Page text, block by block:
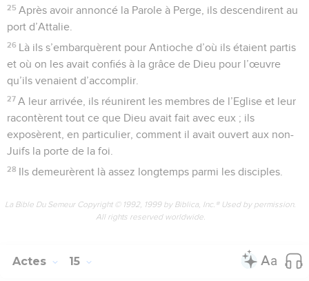
25 Après avoir annoncé la Parole à Perge, ils descendirent au
port d’Attalie.
26 Là ils s’embarquèrent pour Antioche d’où ils étaient partis
et où on les avait confiés à la grâce de Dieu pour l’œuvre
qu’ils venaient d’accomplir.
27 A leur arrivée, ils réunirent les membres de l’Eglise et leur
racontèrent tout ce que Dieu avait fait avec eux ; ils
exposèrent, en particulier, comment il avait ouvert aux non-
Juifs la porte de la foi.
28 Ils demeurèrent là assez longtemps parmi les disciples.
La Bible Du Semeur Copyright © 1992, 1999 by Biblica, Inc.® Used by permission.
All rights reserved worldwide.
Actes 15